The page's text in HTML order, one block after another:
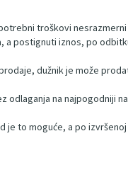
troškovi
postignuti iznos, po
dužnik je može
odlaganja na najpogodniji
to moguće, a po